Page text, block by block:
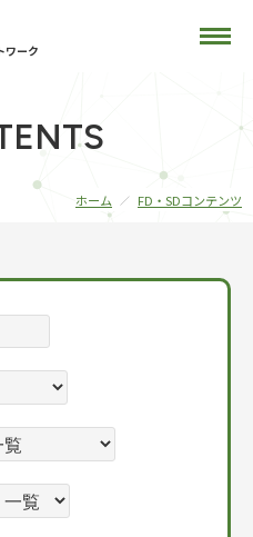
ワーク
ホーム FD・SDコンテンツ